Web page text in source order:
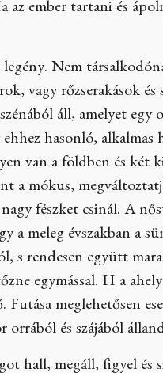
az ember tartani és
Nem
vagy rőzserakások
áll, amelyet
hasonló,
van a földben és két
a mókus,
fészket csinál. A
a meleg évszakban a
s rendesen együtt
egymással. H a
Futása meglehetősen
orrából és szájából
hall, megáll, figyel és